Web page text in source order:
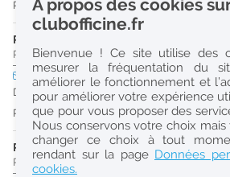
Réinitialiser
Publiée il y a 11 jour(s)
PRÉPARATEUR EN PHARMACIE (H/F)
Pharmacie d'Officine|10430 Rosières-Près-
temps plein
Dès que possible
Publiée il y a 12 jour(s)
PHARMACIEN (H/F)
Pharmacie d'Officine 10430 Rosières-Près-
À propos des cookies
clubofficine.fr
Bienvenue ! Ce site utilise des
mesurer la fréquentation du
améliorer le fonctionnement et
pour améliorer votre expérience
que pour vous proposer des
Nous conservons votre choix
changer ce choix à tout
rendant sur la page Données
cookies.